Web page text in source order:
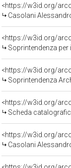
<https://w3id.org/
Casolani
<https://w3id.org/
Soprintendenza
<https://w3id.org/
Soprintendenza
<https://w3id.org/
Scheda
<https://w3id.org/
Casolani